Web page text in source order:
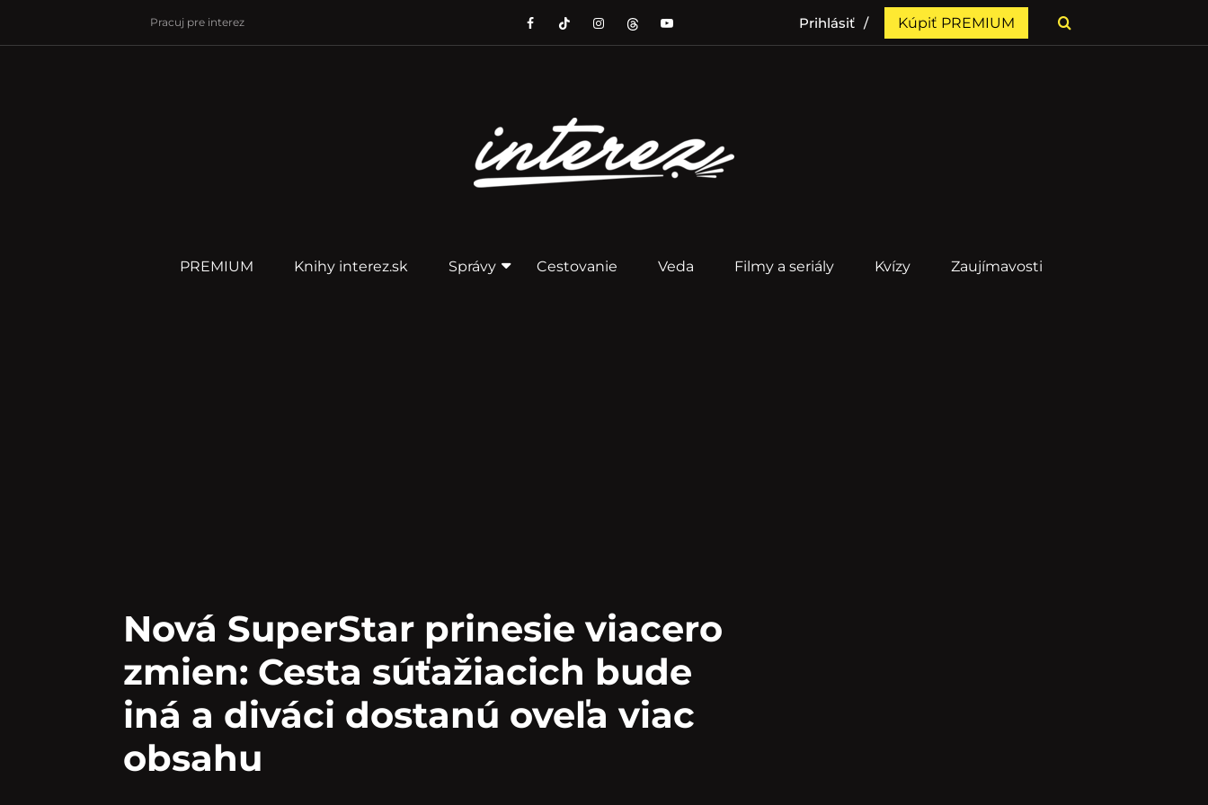
Pracuj pre interez Prihlásiť Kúpiť PREMIUM
PREMIUM Knihy interez.sk Správy Cestovanie Veda Filmy a seriály Kvízy Zaujímavosti
Nová SuperStar prinesie viacero
zmien: Cesta súťažiacich bude
iná a diváci dostanú oveľa viac
obsahu